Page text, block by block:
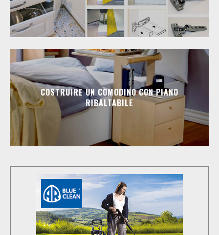
COSTRUIRE UN COMODINO CON PIANO
RIBALTABILE